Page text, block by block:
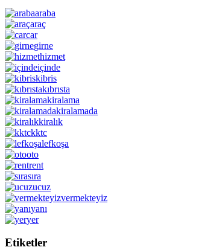
araba
araç
car
girne
hizmet
içinde
kibris
kıbrısta
kiralama
kiralamada
kiralık
kktc
lefkoşa
oto
rent
sıra
ucuz
vermekteyiz
yanı
yer
Etiketler